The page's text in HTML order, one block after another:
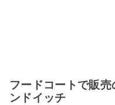
フードコートで販
ンドイッチ